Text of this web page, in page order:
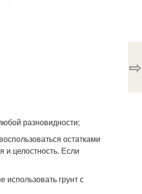
разновидности;
остатками
и целостность. Если
использовать грунт с
⇨